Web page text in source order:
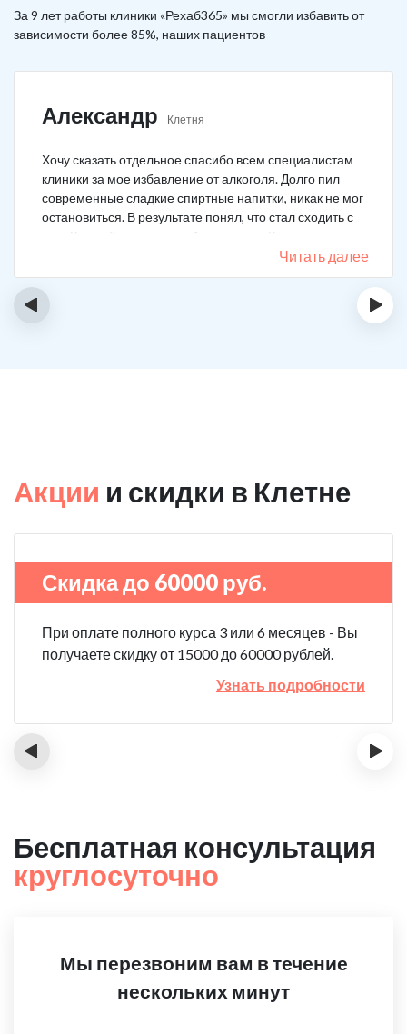
За 9 лет работы клиники «Рехаб365» мы смогли избавить от
зависимости более 85%, наших пациентов
Александр Клетня
Хочу сказать отдельное спасибо всем специалистам
клиники за мое избавление от алкоголя. Долго пил
современные сладкие спиртные напитки, никак не мог
остановиться. В результате понял, что стал сходить с
ума. Каждый день не мог без выпивки. Когда осознал,
понял, что надо что-то в своей жизни менять. Нашел
телефон клиники в интернете, сразу приехал и
Читать далее
‹ ›
Акции и скидки в Клетне
Скидка до 60000 руб.
При оплате полного курса 3 или 6 месяцев - Вы
получаете скидку от 15000 до 60000 рублей.
Узнать подробности
‹ ›
Бесплатная консультация
круглосуточно
Мы перезвоним вам в течение
нескольких минут